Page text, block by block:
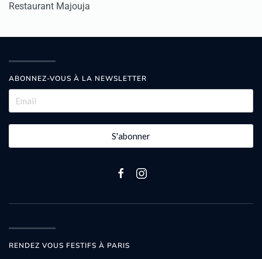
Restaurant Majouja
ABONNEZ-VOUS À LA NEWSLETTER
S'abonner
RENDEZ VOUS FESTIFS À PARIS